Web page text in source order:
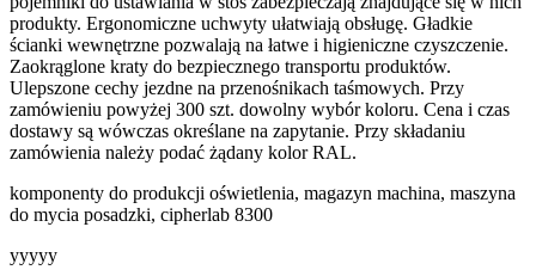
produkty. Ergonomiczne uchwyty ułatwiają obsługę. Gładkie
ścianki wewnętrzne pozwalają na łatwe i higieniczne czyszczenie.
Zaokrąglone kraty do bezpiecznego transportu produktów.
Ulepszone cechy jezdne na przenośnikach taśmowych. Przy
zamówieniu powyżej 300 szt. dowolny wybór koloru. Cena i czas
dostawy są wówczas określane na zapytanie. Przy składaniu
zamówienia należy podać żądany kolor RAL.
komponenty do produkcji oświetlenia, magazyn machina, maszyna
do mycia posadzki, cipherlab 8300
yyyyy